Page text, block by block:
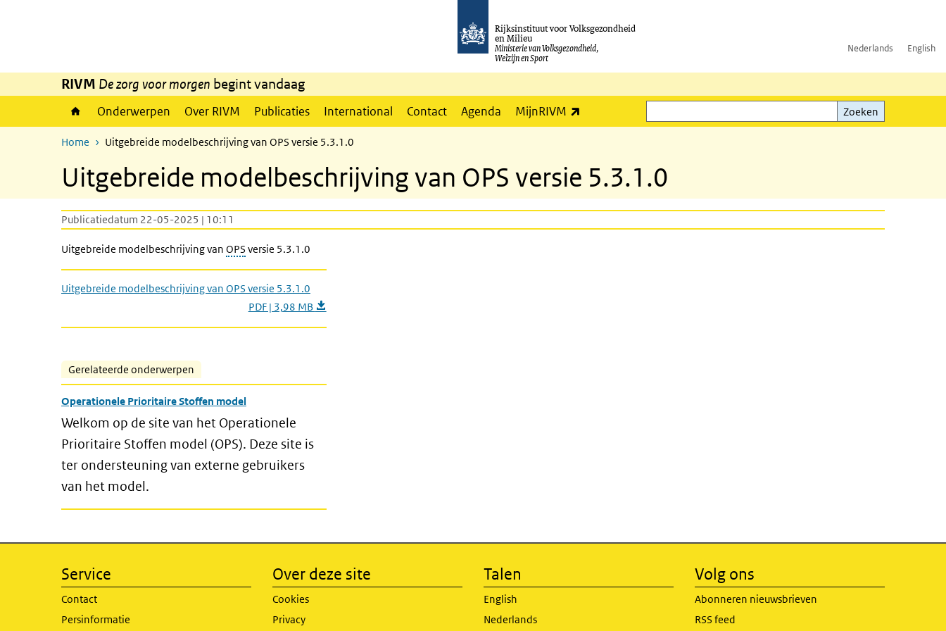
Rijksinstituut voor Volksgezondheid
en Milieu
Ministerie van Volksgezondheid,
Welzijn en Sport
Nederlands English
RIVM De zorg voor morgen begint vandaag
Onderwerpen Over RIVM Publicaties International Contact Agenda MijnRIVM
Zoeken
Zoeken
Home Uitgebreide modelbeschrijving van OPS versie 5.3.1.0
Uitgebreide modelbeschrijving van OPS versie 5.3.1.0
Publicatiedatum 22-05-2025 | 10:11
Uitgebreide modelbeschrijving van OPS versie 5.3.1.0
Uitgebreide modelbeschrijving van OPS versie 5.3.1.0
PDF | 3,98 MB
Gerelateerde onderwerpen
Operationele Prioritaire Stoffen model
Welkom op de site van het Operationele
Prioritaire Stoffen model (OPS). Deze site is
ter ondersteuning van externe gebruikers
van het model.
Service
Contact
Persinformatie
Over deze site
Cookies
Privacy
Talen
English
Nederlands
Volg ons
Abonneren nieuwsbrieven
RSS feed